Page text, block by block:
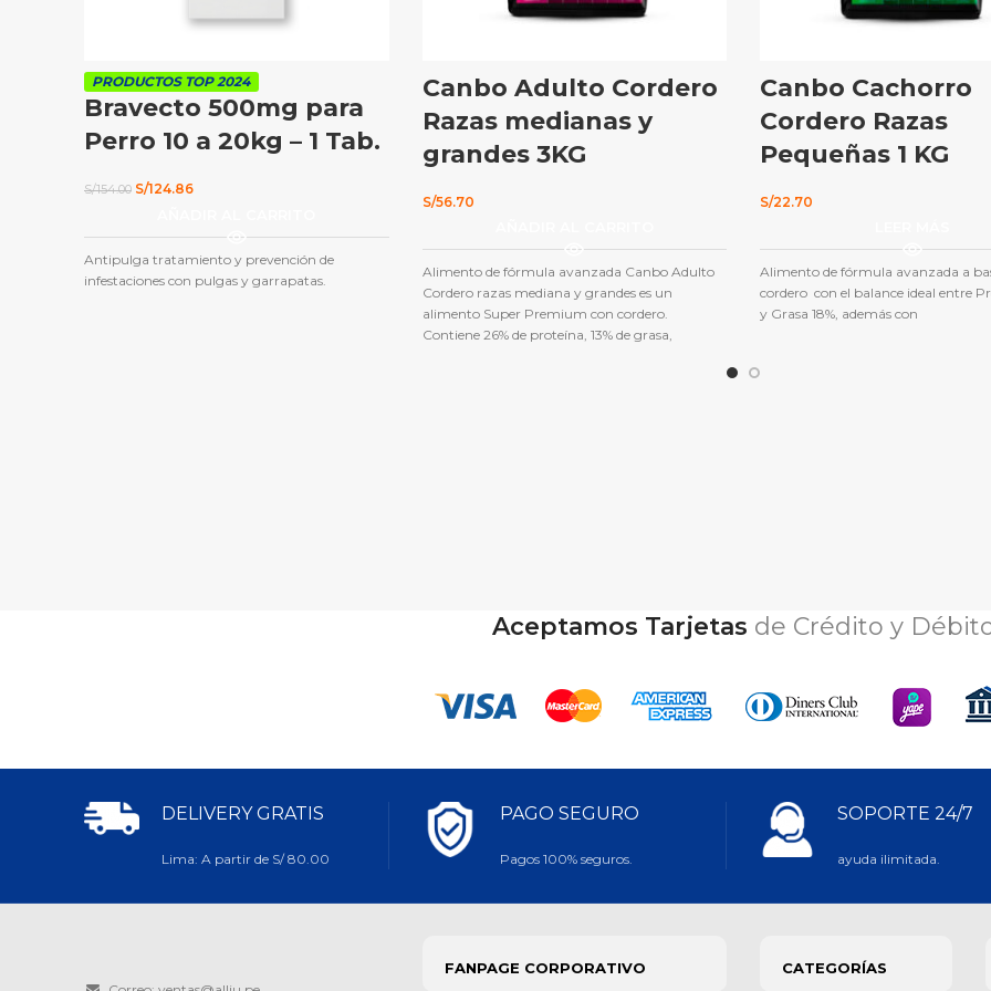
PRODUCTOS TOP 2024
Bravecto 500mg para
Perro 10 a 20kg – 1 Tab.
S/154.00 El
era:
S/154.00.
S/124.86El
es:
S/124.86.
Antipulga tratamiento y prevención de
infestaciones con pulgas y garrapatas.
Canbo Adulto Cordero
Razas medianas y
grandes 3KG
S/56.70
Alimento de fórmula avanzada Canbo Adulto
Cordero razas mediana y grandes es un
alimento Super Premium con cordero.
Contiene 26% de proteína, 13% de grasa,
Canbo Cachorro
Cordero Razas
Pequeñas 1 KG
S/22.70
Alimento de fórmula avanzada a
cordero con el balance ideal entre
y Grasa 18%, además con
Aceptamos Tarjetas de Crédito y
DELIVERY GRATIS
Lima: A partir de S/ 80.00
PAGO SEGURO
Pagos 100% seguros.
SOPORTE 24/7
ayuda ilimitada.
FANPAGE CORPORATIVO CATEGORÍAS